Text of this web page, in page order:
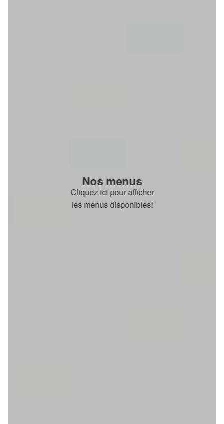
Nos menus
Cliquez ici pour afficher
les menus disponibles!